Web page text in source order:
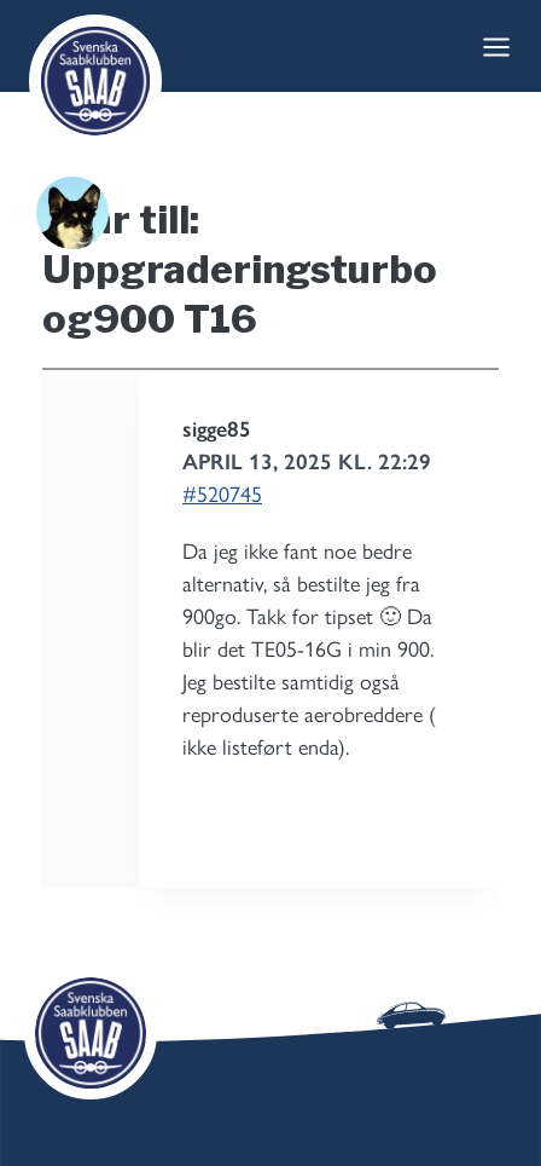
content
Svar till:
Uppgraderingsturbo
og900 T16
sigge85
APRIL 13, 2025 KL. 22:29
#520745
Da jeg ikke fant noe bedre
alternativ, så bestilte jeg fra
900go. Takk for tipset 🙂 Da
blir det TE05-16G i min 900.
Jeg bestilte samtidig også
reproduserte aerobreddere (
ikke listeført enda).